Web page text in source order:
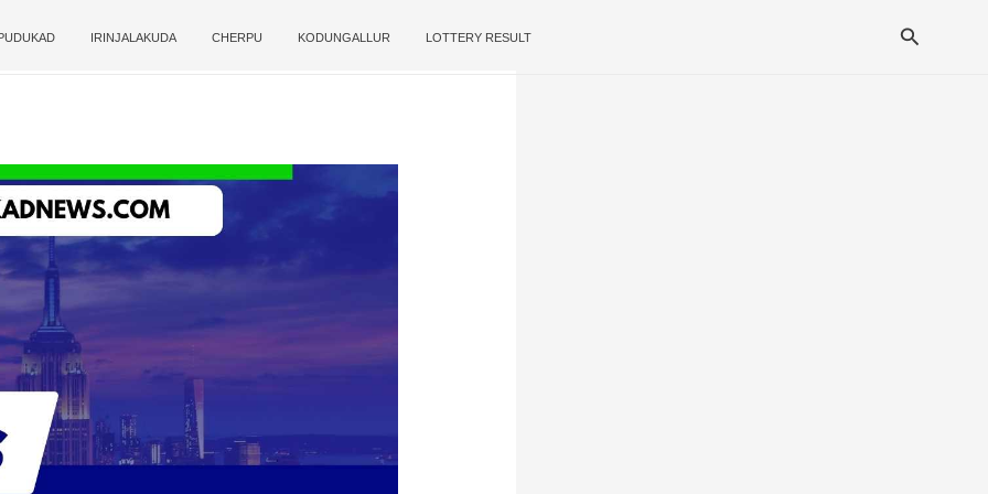
IRINJALAKUDA CHERPU KODUNGALLUR LOTTERY RESULT Search